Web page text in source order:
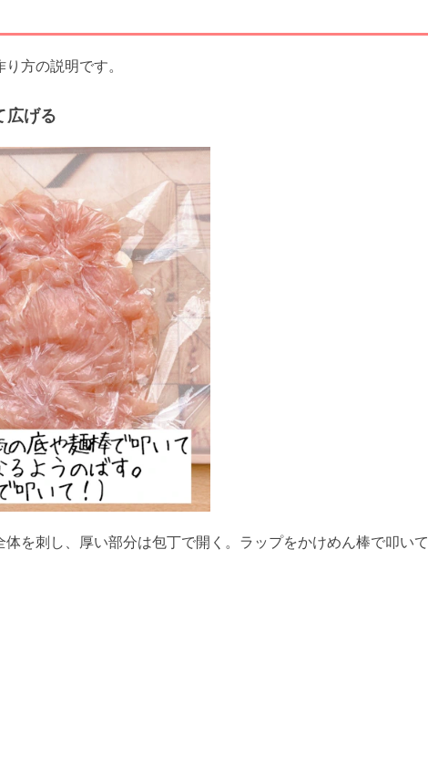
方の説明です。
広げる
を刺し、厚い部分は包丁で開く。ラップをかけめん棒で叩いて